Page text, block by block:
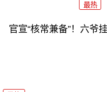
最热
官宣“核常兼备”！六爷